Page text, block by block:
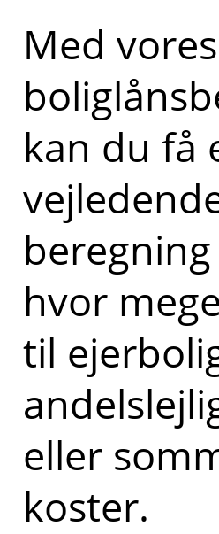
Med vores
kan du få
beregning
hvor
til
eller
koster.